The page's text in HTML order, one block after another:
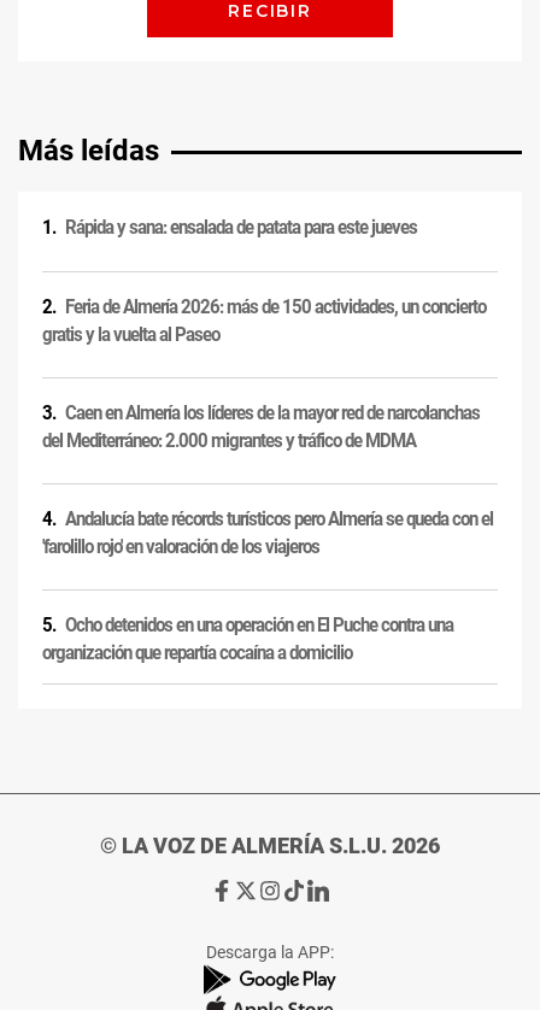
Más leídas
Rápida y sana: ensalada de patata para este jueves
Feria de Almería 2026: más de 150 actividades, un concierto
gratis y la vuelta al Paseo
Caen en Almería los líderes de la mayor red de narcolanchas
del Mediterráneo: 2.000 migrantes y tráfico de MDMA
Andalucía bate récords turísticos pero Almería se queda con el
'farolillo rojo' en valoración de los viajeros
Ocho detenidos en una operación en El Puche contra una
organización que repartía cocaína a domicilio
© LA VOZ DE ALMERÍA S.L.U. 2026
Ir
de
La
Ir
de
La
Ir
de
La
Ir
de
La
Ir
de
La
Descarga la APP: